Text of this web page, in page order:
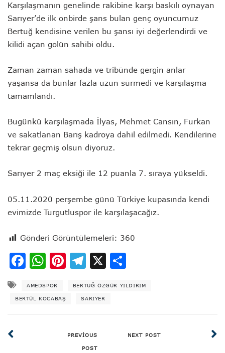
Karşılaşmanın genelinde rakibine karşı baskılı oynayan
Sarıyer’de ilk onbirde şans bulan genç oyuncumuz
Bertuğ kendisine verilen bu şansı iyi değerlendirdi ve
kilidi açan golün sahibi oldu.
Zaman zaman sahada ve tribünde gergin anlar
yaşansa da bunlar fazla uzun sürmedi ve karşılaşma
tamamlandı.
Bugünkü karşılaşmada İlyas, Mehmet Cansın, Furkan
ve sakatlanan Barış kadroya dahil edilmedi. Kendilerine
tekrar geçmiş olsun diyoruz.
Sarıyer 2 maç eksiği ile 12 puanla 7. sıraya yükseldi.
05.11.2020 perşembe günü Türkiye kupasında kendi
evimizde Turgutluspor ile karşılaşacağız.
Gönderi Görüntülemeleri: 360
Facebook
WhatsApp
Pinterest
Telegram
X
AMEDSPOR BERTUĞ ÖZGÜR YILDIRIM
BERTÜL KOCABAŞ SARIYER
PREVIOUS
POST
NEXT POST